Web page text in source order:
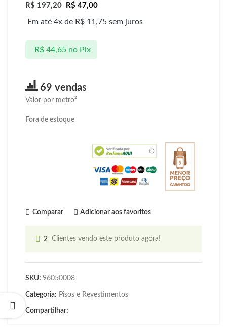
R$197,20 R$ 47,00
Em até 4x de R$ 11,75 sem juros
R$44,65 no Pix
69 vendas
Valor por metro²
Fora de estoque
Comparar Adicionar aos favoritos
2 Clientes vendo este produto agora!
SKU: 96050008
Categoria: Pisos e Revestimentos
Compartilhar: